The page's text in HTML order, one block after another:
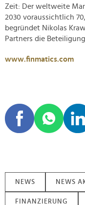
Zeit: Der weltweite
2030 voraussichtlich
begründet Nikolas
Partners die
www.finmatics.com
NEWS NEWS
FINANZIERUNG